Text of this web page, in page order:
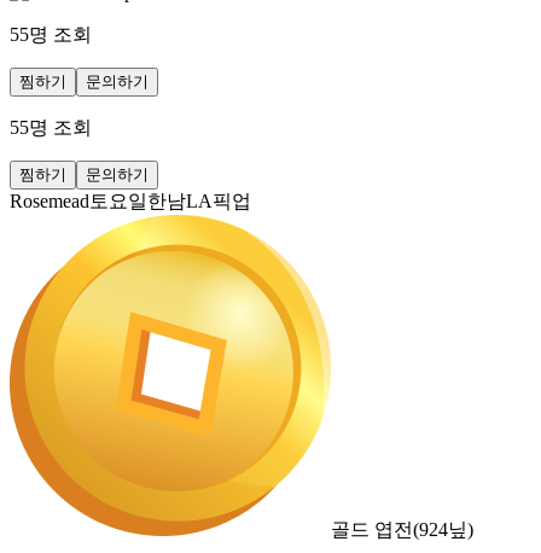
55명 조회
찜하기 문의하기
55명 조회
찜하기 문의하기
Rosemead토요일한남LA픽업
골드 엽전(924닢)